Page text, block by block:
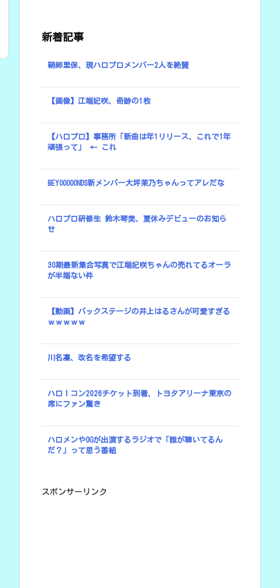
新着記事
鞘師里保、現ハロプロメンバー2人を絶賛
【画像】江端妃咲、奇跡の1枚
【ハロプロ】事務所「新曲は年1リリース、これで1年
頑張って」 ← これ
BEYOOOOONDS新メンバー大坪茉乃ちゃんってアレだな
ハロプロ研修生 鈴木琴美、夏休みデビューのお知ら
せ
30期最新集合写真で江端妃咲ちゃんの売れてるオーラ
が半端ない件
【動画】バックステージの井上はるさんが可愛すぎる
ｗｗｗｗｗ
川名凜、改名を希望する
ハロ！コン2026チケット到着、トヨタアリーナ東京の
席にファン驚き
ハロメンやOGが出演するラジオで「誰が聴いてるん
だ？」って思う番組
スポンサーリンク